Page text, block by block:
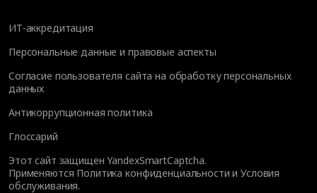
ИТ-аккредитация
Персональные данные и правовые аспекты
Согласие пользователя сайта на обработку персональных
данных
Антикоррупционная политика
Глоссарий
Этот сайт защищен YandexSmartCaptcha.
Применяются Политика конфиденциальности иУсловия
обслуживания.